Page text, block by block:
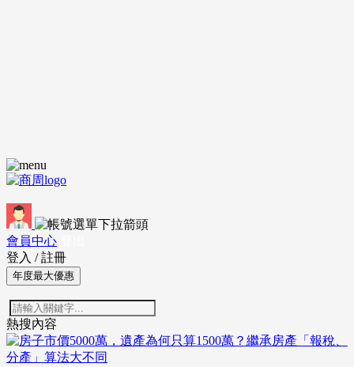
會員中心
登入 / 註冊
年度最大優惠
熱搜內容